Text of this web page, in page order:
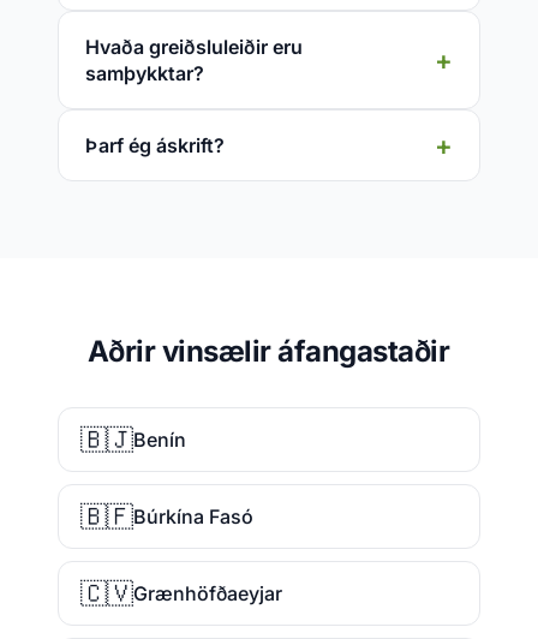
Hvaða greiðsluleiðir eru
samþykktar?
Þarf ég áskrift?
Aðrir vinsælir áfangastaðir
🇧🇯Benín
🇧🇫Búrkína Fasó
🇨🇻Grænhöfðaeyjar